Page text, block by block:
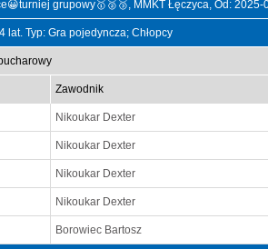
grupowy🥇🥈🥉, MMKT Łęczyca, Od:
lat. Typ: Gra pojedyncza; Chłopcy
Zawodnik
Nikoukar Dexter
Nikoukar Dexter
Nikoukar Dexter
Nikoukar Dexter
Borowiec Bartosz